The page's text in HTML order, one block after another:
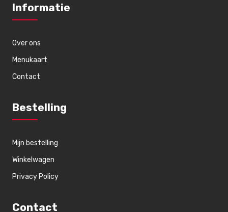
Informatie
Over ons
Menukaart
Contact
Bestelling
Mijn bestelling
Winkelwagen
Privacy Policy
Contact